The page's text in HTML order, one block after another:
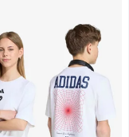
للارتداء من قمصان الشاطئ